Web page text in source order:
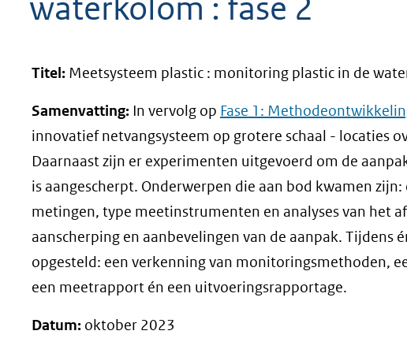
geweigerd.
waterkolom : fase 2
Titel: Meetsysteem plastic : monitoring plastic in de
Samenvatting: In vervolg op Fase 1:
innovatief netvangsysteem op grotere schaal - locaties
Daarnaast zijn er experimenten uitgevoerd om de
is aangescherpt. Onderwerpen die aan bod kwamen
metingen, type meetinstrumenten en analyses van het
aanscherping en aanbevelingen van de aanpak. Tijdens
opgesteld: een verkenning van monitoringsmethoden,
een meetrapport én een uitvoeringsrapportage.
Datum: oktober 2023